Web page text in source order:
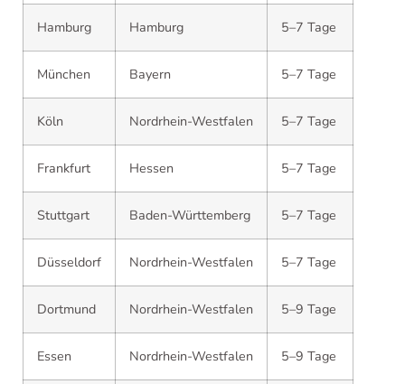
Hamburg Hamburg 5–7 Tage
München Bayern 5–7 Tage
Köln Nordrhein-Westfalen 5–7 Tage
Frankfurt Hessen 5–7 Tage
Stuttgart Baden-Württemberg 5–7 Tage
Düsseldorf Nordrhein-Westfalen 5–7 Tage
Dortmund Nordrhein-Westfalen 5–9 Tage
Essen Nordrhein-Westfalen 5–9 Tage